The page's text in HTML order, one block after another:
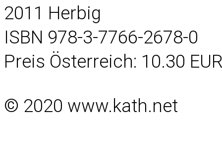
2011 Herbig
ISBN 978-3-7766-2678-0
Preis Österreich: 10.30
© 2020 www.kath.net